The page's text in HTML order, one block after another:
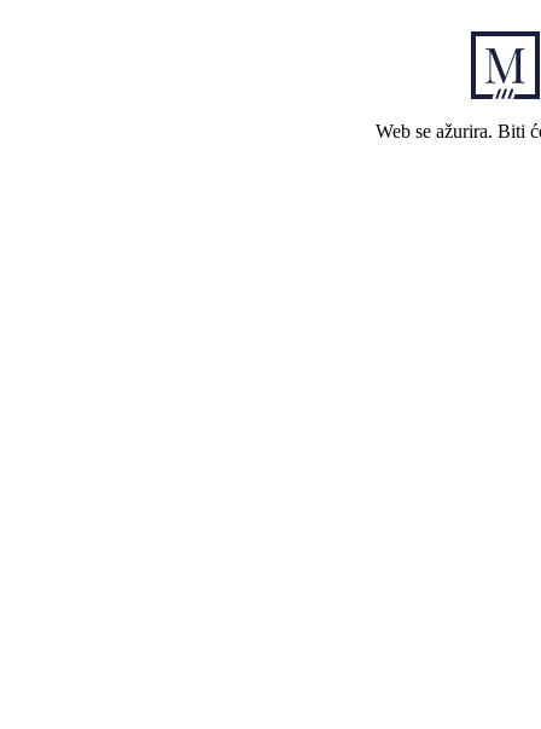
Web se ažurira. Biti